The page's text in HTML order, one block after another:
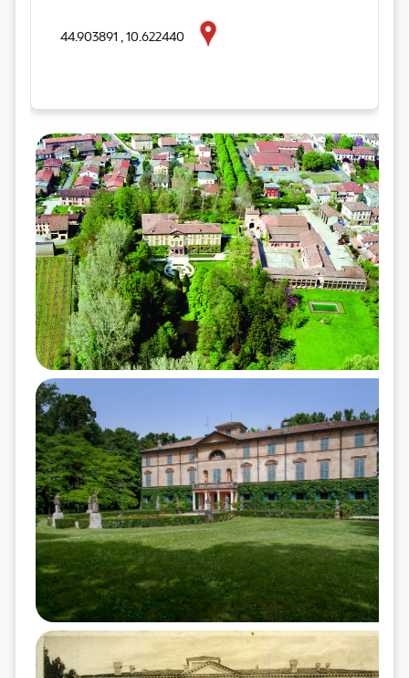
44.903891 , 10.622440